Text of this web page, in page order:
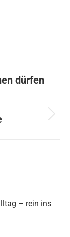
dürfen
– rein ins